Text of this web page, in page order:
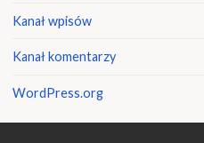
Kanał wpisów
Kanał komentarzy
WordPress.org